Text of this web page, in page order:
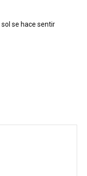
se hace sentir